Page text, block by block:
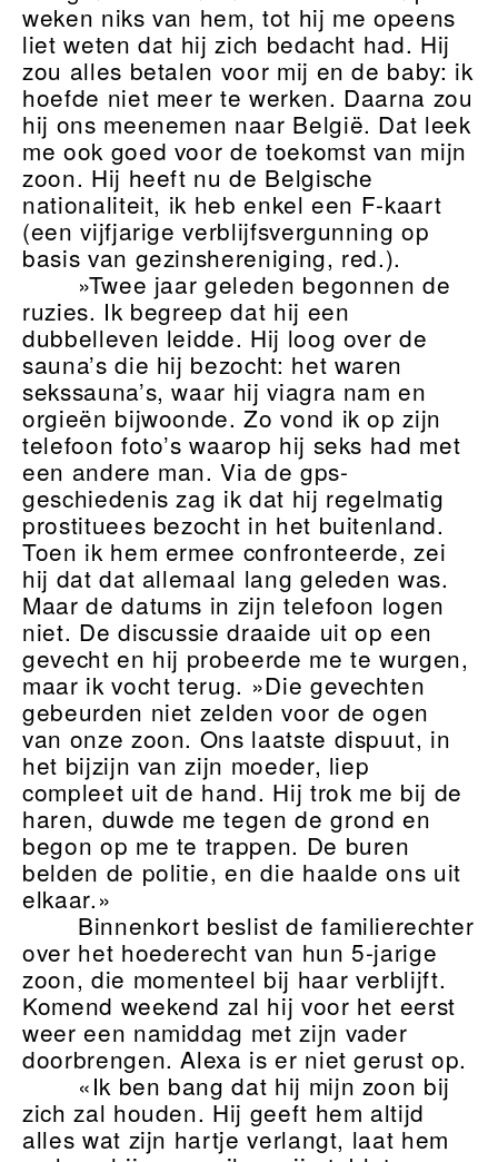
weken niks van hem, tot hij me opeens
liet weten dat hij zich bedacht had. Hij
zou alles betalen voor mij en de baby: ik
hoefde niet meer te werken. Daarna zou
hij ons meenemen naar België. Dat leek
me ook goed voor de toekomst van mijn
zoon. Hij heeft nu de Belgische
nationaliteit, ik heb enkel een F-kaart
(een vijfjarige verblijfsvergunning op
basis van gezinshereniging, red.).
»Twee jaar geleden begonnen de
ruzies. Ik begreep dat hij een
dubbelleven leidde. Hij loog over de
sauna’s die hij bezocht: het waren
sekssauna’s, waar hij viagra nam en
orgieën bijwoonde. Zo vond ik op zijn
telefoon foto’s waarop hij seks had met
een andere man. Via de gps-
geschiedenis zag ik dat hij regelmatig
prostituees bezocht in het buitenland.
Toen ik hem ermee confronteerde, zei
hij dat dat allemaal lang geleden was.
Maar de datums in zijn telefoon logen
niet. De discussie draaide uit op een
gevecht en hij probeerde me te wurgen,
maar ik vocht terug. »Die gevechten
gebeurden niet zelden voor de ogen
van onze zoon. Ons laatste dispuut, in
het bijzijn van zijn moeder, liep
compleet uit de hand. Hij trok me bij de
haren, duwde me tegen de grond en
begon op me te trappen. De buren
belden de politie, en die haalde ons uit
elkaar.»
Binnenkort beslist de familierechter
over het hoederecht van hun 5-jarige
zoon, die momenteel bij haar verblijft.
Komend weekend zal hij voor het eerst
weer een namiddag met zijn vader
doorbrengen. Alexa is er niet gerust op.
«Ik ben bang dat hij mijn zoon bij
zich zal houden. Hij geeft hem altijd
alles wat zijn hartje verlangt, laat hem